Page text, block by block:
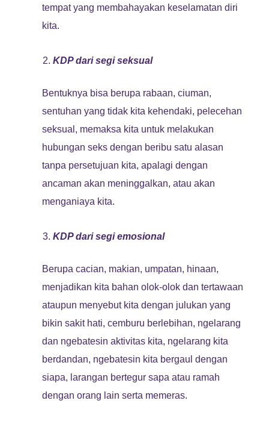
tempat yang membahayakan keselamatan diri
kita.
KDP dari segi seksual
Bentuknya bisa berupa rabaan, ciuman,
sentuhan yang tidak kita kehendaki, pelecehan
seksual, memaksa kita untuk melakukan
hubungan seks dengan beribu satu alasan
tanpa persetujuan kita, apalagi dengan
ancaman akan meninggalkan, atau akan
menganiaya kita.
KDP dari segi emosional
Berupa cacian, makian, umpatan, hinaan,
menjadikan kita bahan olok-olok dan tertawaan
ataupun menyebut kita dengan julukan yang
bikin sakit hati, cemburu berlebihan, ngelarang
dan ngebatesin aktivitas kita, ngelarang kita
berdandan, ngebatesin kita bergaul dengan
siapa, larangan bertegur sapa atau ramah
dengan orang lain serta memeras.